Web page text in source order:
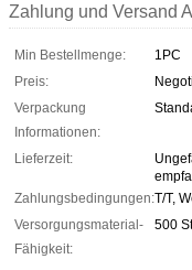
Zahlung und Versand
Min Bestellmenge:
1PC
Preis:
Verpackung
Informationen:
Lieferzeit:
Zahlungsbedingungen:T/T,
Versorgungsmaterial-
Fähigkeit:
500